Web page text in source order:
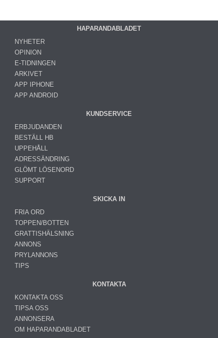
HAPARANDABLADET
NYHETER
OPINION
E-TIDNINGEN
ARKIVET
APP IPHONE
APP ANDROID
KUNDSERVICE
ERBJUDANDEN
BESTÄLL HB
UPPEHÅLL
ADRESSÄNDRING
GLÖMT LÖSENORD
SUPPORT
SKICKA IN
FRIA ORD
TOPPEN/BOTTEN
GRATTISHÄLSNING
ANNONS
PRYLANNONS
TIPS
KONTAKTA
KONTAKTA OSS
TIPSA OSS
ANNONSERA
OM HAPARANDABLADET